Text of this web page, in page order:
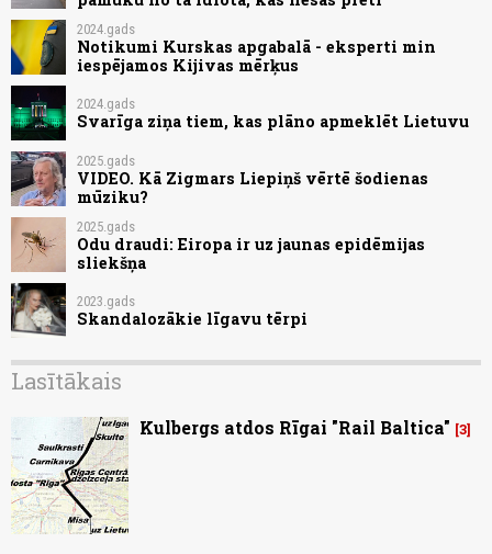
2024.gads
Notikumi Kurskas apgabalā - eksperti min
iespējamos Kijivas mērķus
2024.gads
Svarīga ziņa tiem, kas plāno apmeklēt Lietuvu
2025.gads
VIDEO. Kā Zigmars Liepiņš vērtē šodienas
mūziku?
2025.gads
Odu draudi: Eiropa ir uz jaunas epidēmijas
sliekšņa
2023.gads
Skandalozākie līgavu tērpi
Lasītākais
Kulbergs atdos Rīgai "Rail Baltica" 3